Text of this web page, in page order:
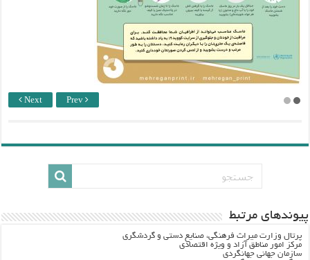
Next Prev
پيوندهاي مرتبط
پرتال وزارت ميراث فرهنگي، صنایع دستی و گردشگري
مرکز امور مناطق آزاد و ویژه اقتصادی
سازمان جهانی جهانگردی